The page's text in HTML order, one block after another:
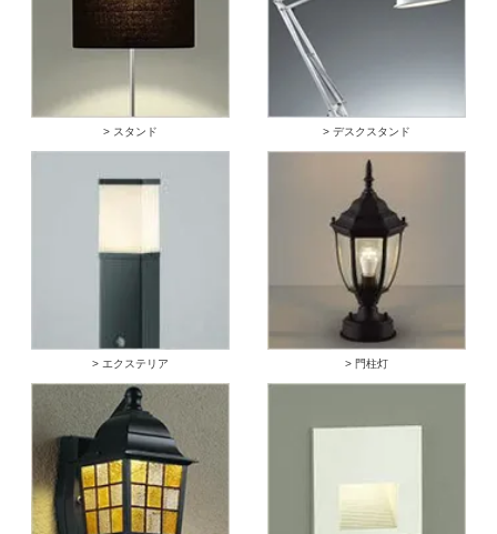
> スタンド > デスクスタンド
> エクステリア > 門柱灯